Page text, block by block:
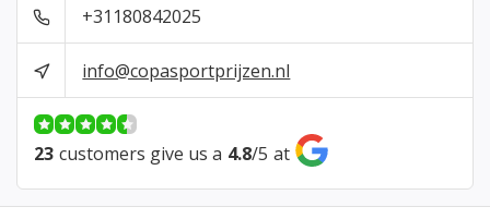
+31180842025
info@copasportprijzen.nl
23 customers give us a 4.8/5 at